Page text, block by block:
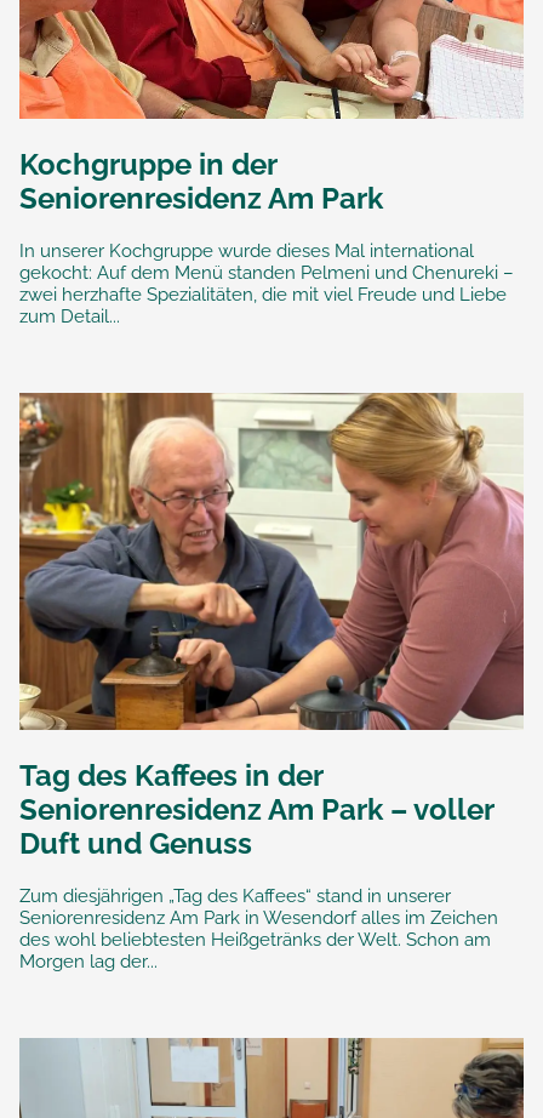
Kochgruppe in der
Seniorenresidenz Am Park
In unserer Kochgruppe wurde dieses Mal international
gekocht: Auf dem Menü standen Pelmeni und Chenureki –
zwei herzhafte Spezialitäten, die mit viel Freude und Liebe
zum Detail...
Tag des Kaffees in der
Seniorenresidenz Am Park – voller
Duft und Genuss
Zum diesjährigen „Tag des Kaffees“ stand in unserer
Seniorenresidenz Am Park in Wesendorf alles im Zeichen
des wohl beliebtesten Heißgetränks der Welt. Schon am
Morgen lag der...